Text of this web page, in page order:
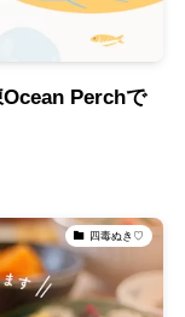
Ocean Perchで
四毒ぬき♡